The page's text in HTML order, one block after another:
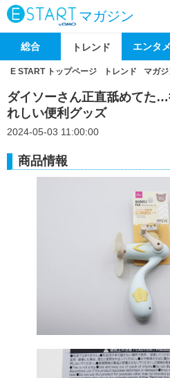
マガジン
総合 トレンド エンタメ
E START トップページ トレンド マガ
ダイソーさん正直舐めてた
れしい便利グッズ
2024-05-03 11:00:00
商品情報